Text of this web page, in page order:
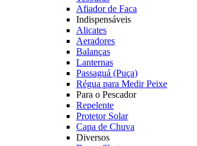
Afiador de Faca
Indispensáveis
Alicates
Aeradores
Balanças
Lanternas
Passaguá (Puça)
Régua para Medir Peixe
Para o Pescador
Repelente
Protetor Solar
Capa de Chuva
Diversos